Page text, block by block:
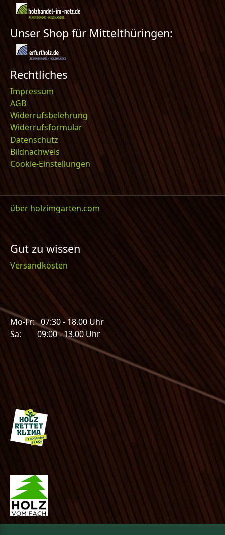
Unser Shop für Mittelthüringen:
Rechtliches
Impressum
AGB
Widerrufsbelehrung
Widerrufsformular
Datenschutz
Bildnachweis
Cookie-Einstellungen
über holzimgarten.com
Gut zu wissen
Versandkosten
Mo-Fr: 07:30 - 18.00 Uhr
Sa: 09:00 - 13.00 Uhr